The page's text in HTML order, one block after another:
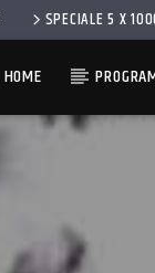
SPECIALE 5 X
HOME